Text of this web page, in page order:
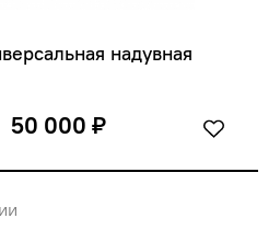
надувная
50 000 ₽